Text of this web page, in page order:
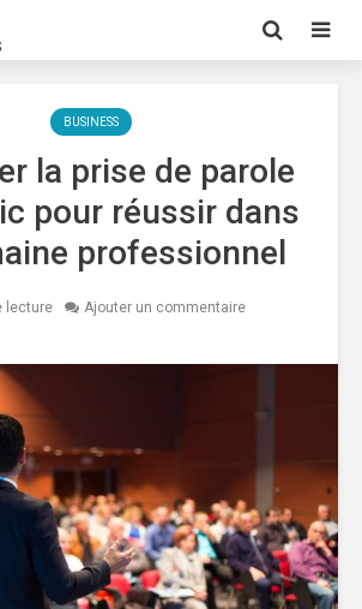
BUSINESS
la prise de parole
pour réussir dans
professionnel
lecture Ajouter un commentaire